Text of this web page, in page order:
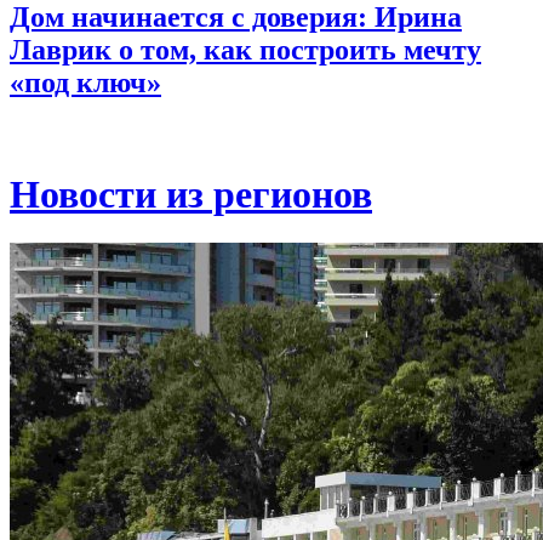
Дом начинается с доверия: Ирина
Лаврик о том, как построить мечту
«под ключ»
Новости из регионов